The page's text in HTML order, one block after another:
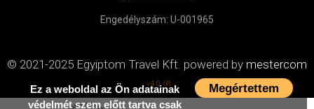
Engedélyszám: U-001965
© 2021-2025 Egyiptom Travel Kft. powered by mestercom
v4.0.68 Megértettem
Ez a weboldal az Ön adatainak
védelmét szem előtt tartva csak